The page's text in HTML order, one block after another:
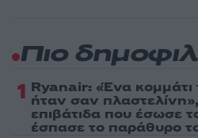
Πιο
1 Ryanair: «Ένα
ήταν σαν
επιβάτιδα που έσωσε
έσπασε το παράθυρο